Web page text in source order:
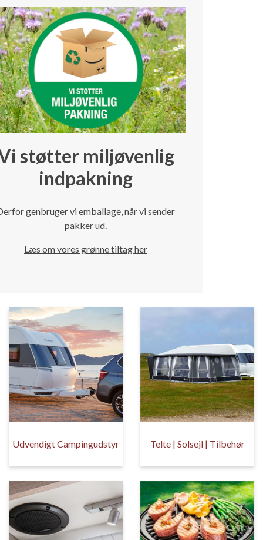
støtter miljøvenlig
indpakning
genbruger vi emballage, når vi sender
pakker ud.
Læs om vores grønne tiltag her
Udvendigt Campingudstyr Telte | Solsejl | Tilbehør